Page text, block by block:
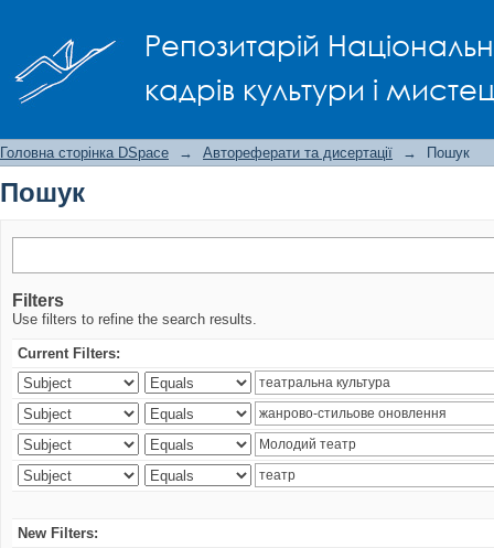
Репозитарій
кадрів культури і
Головна сторінка DSpace → Автореферати та дисертації → Пошук
Пошук
Filters
Use filters to refine the search results.
Current Filters:
New Filters: